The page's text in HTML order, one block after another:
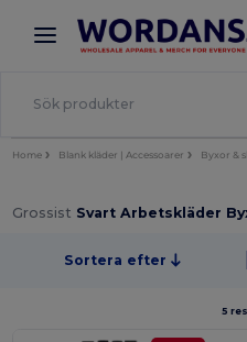
× Wordans-app
Bättre priser i appen!
Home Blank kläder | Accessoarer Byxor &
Grossist Svart Arbetskläder
Sortera efter
5